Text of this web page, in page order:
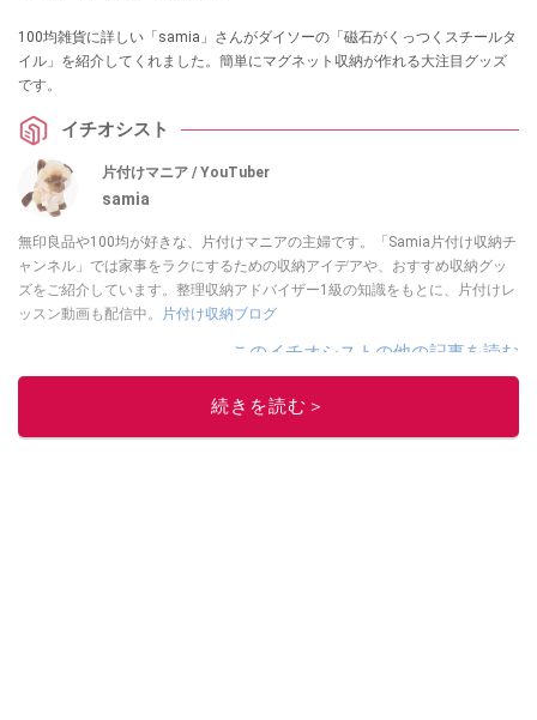
100均雑貨に詳しい「samia」さんがダイソーの「磁石がくっつくスチールタ
イル」を紹介してくれました。簡単にマグネット収納が作れる大注目グッズ
です。
イチオシスト
片付けマニア / YouTuber
samia
無印良品や100均が好きな、片付けマニアの主婦です。「Samia片付け収納チ
ャンネル」では家事をラクにするための収納アイデアや、おすすめ収納グッ
ズをご紹介しています。整理収納アドバイザー1級の知識をもとに、片付けレ
ッスン動画も配信中。
片付け収納ブログ
このイチオシストの他の記事を読む
続きを読む＞